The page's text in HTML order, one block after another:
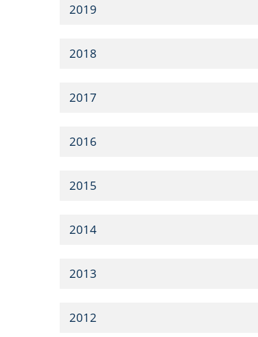
2019
2018
2017
2016
2015
2014
2013
2012